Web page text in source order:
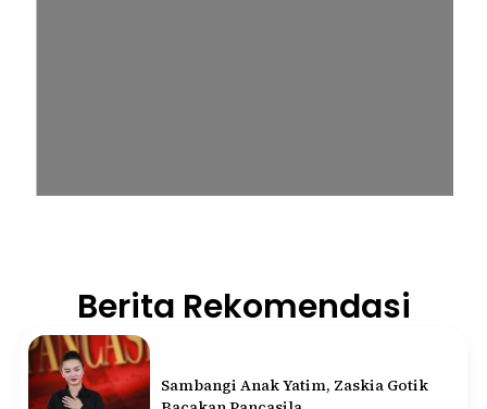
Berita Rekomendasi
Sambangi Anak Yatim, Zaskia Gotik